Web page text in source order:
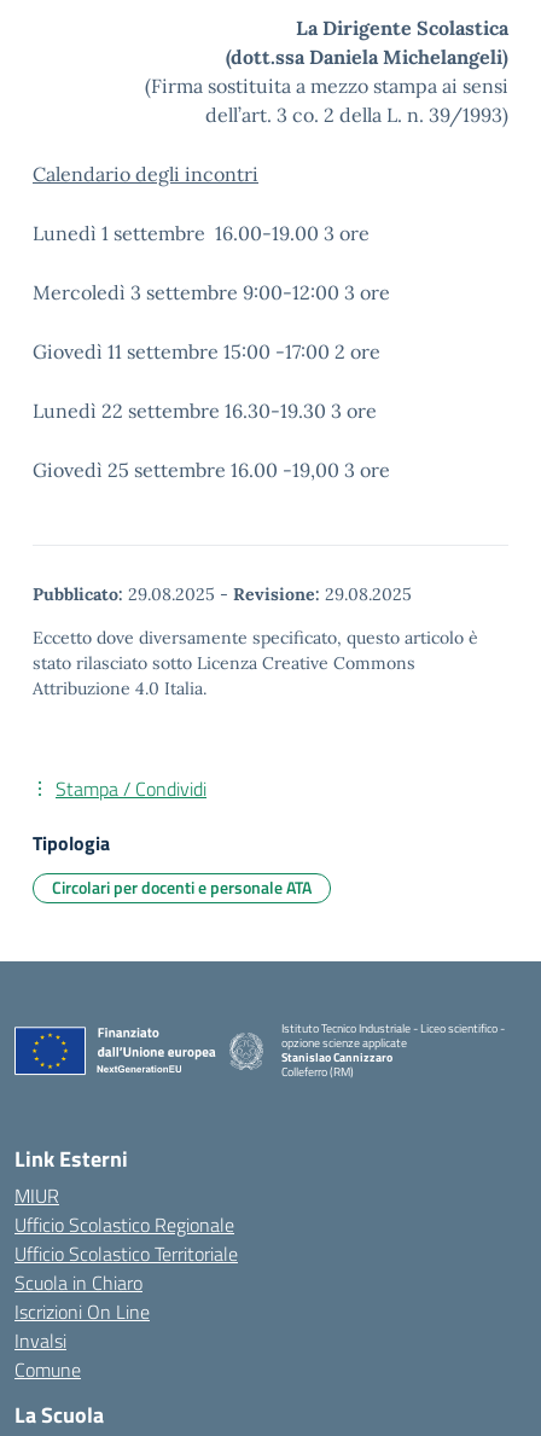
La Dirigente Scolastica
(dott.ssa Daniela Michelangeli)
(Firma sostituita a mezzo stampa ai sensi
dell’art. 3 co. 2 della L. n. 39/1993)
Calendario degli incontri
Lunedì 1 settembre 16.00-19.00 3 ore
Mercoledì 3 settembre 9:00-12:00 3 ore
Giovedì 11 settembre 15:00 -17:00 2 ore
Lunedì 22 settembre 16.30-19.30 3 ore
Giovedì 25 settembre 16.00 -19,00 3 ore
Pubblicato: 29.08.2025 - Revisione: 29.08.2025
Eccetto dove diversamente specificato, questo articolo è
stato rilasciato sotto Licenza Creative Commons
Attribuzione 4.0 Italia.
Stampa / Condividi
Tipologia
Circolari per docenti e personale ATA
Istituto Tecnico Industriale - Liceo scientifico -
opzione scienze applicate
Stanislao Cannizzaro
Colleferro (RM)
Link Esterni
MIUR
Ufficio Scolastico Regionale
Ufficio Scolastico Territoriale
Scuola in Chiaro
Iscrizioni On Line
Invalsi
Comune
La Scuola